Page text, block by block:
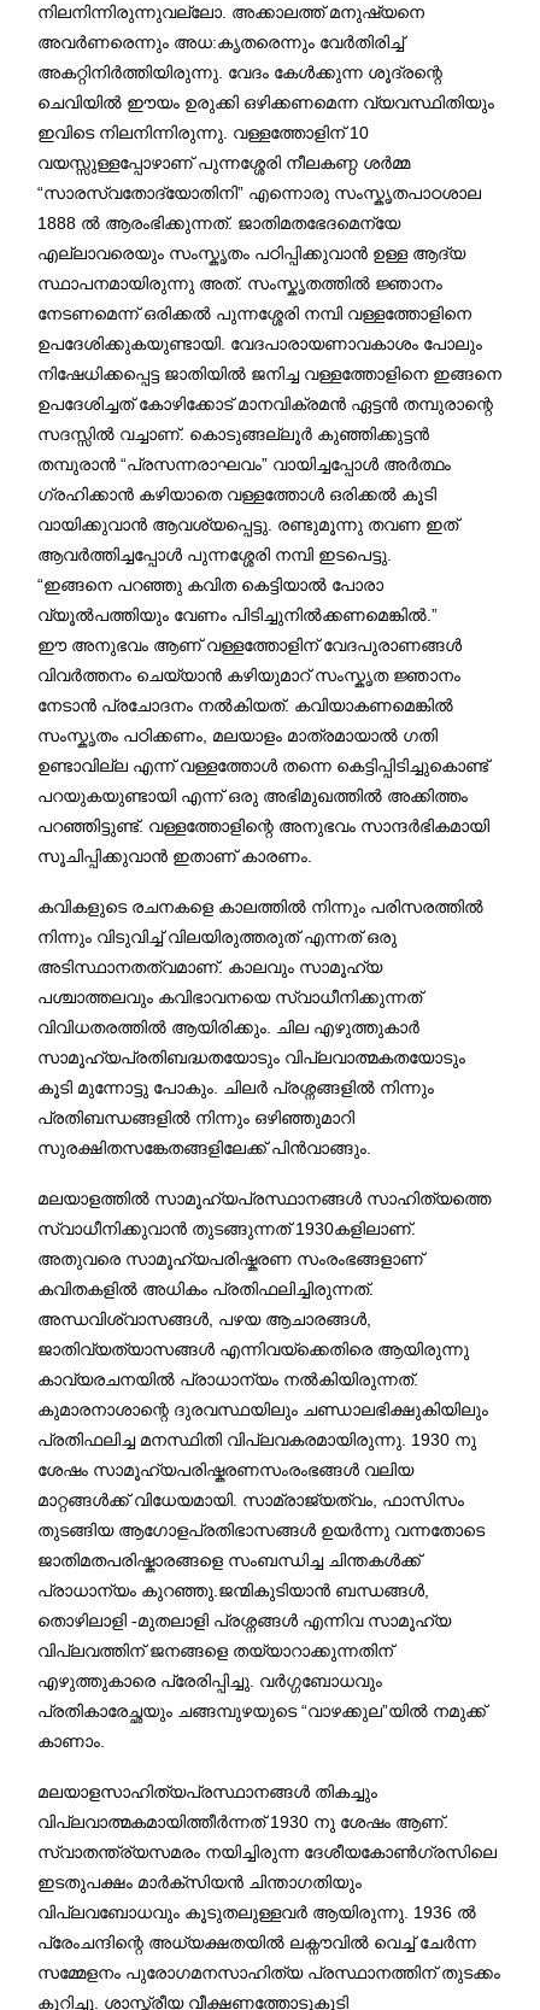
നിലനിന്നിരുന്നുവല്ലോ. അക്കാലത്ത് മനുഷ്യനെ
അവർണരെന്നും അധ:കൃതരെന്നും വേർതിരിച്ച്
അകറ്റിനിർത്തിയിരുന്നു. വേദം കേൾക്കുന്ന ശൂദ്രന്റെ
ചെവിയിൽ ഈയം ഉരുക്കി ഒഴിക്കണമെന്ന വ്യവസ്ഥിതിയും
ഇവിടെ നിലനിന്നിരുന്നു. വള്ളത്തോളിന് 10
വയസ്സുള്ളപ്പോഴാണ് പുന്നശ്ശേരി നീലകണ്ഠ ശർമ്മ
“സാരസ്വതോദ്യോതിനി” എന്നൊരു സംസ്കൃതപാഠശാല
1888 ൽ ആരംഭിക്കുന്നത്. ജാതിമതഭേദമെന്യേ
എല്ലാവരെയും സംസ്കൃതം പഠിപ്പിക്കുവാൻ ഉള്ള ആദ്യ
സ്ഥാപനമായിരുന്നു അത്. സംസ്കൃതത്തിൽ ജ്ഞാനം
നേടണമെന്ന് ഒരിക്കൽ പുന്നശ്ശേരി നമ്പി വള്ളത്തോളിനെ
ഉപദേശിക്കുകയുണ്ടായി. വേദപാരായണാവകാശം പോലും
നിഷേധിക്കപ്പെട്ട ജാതിയിൽ ജനിച്ച വള്ളത്തോളിനെ ഇങ്ങനെ
ഉപദേശിച്ചത് കോഴിക്കോട് മാനവിക്രമൻ ഏട്ടൻ തമ്പുരാന്റെ
സദസ്സിൽ വച്ചാണ്. കൊടുങ്ങല്ലൂർ കുഞ്ഞിക്കുട്ടൻ
തമ്പുരാൻ “പ്രസന്നരാഘവം” വായിച്ചപ്പോൾ അർത്ഥം
ഗ്രഹിക്കാൻ കഴിയാതെ വള്ളത്തോൾ ഒരിക്കൽ കൂടി
വായിക്കുവാൻ ആവശ്യപ്പെട്ടു. രണ്ടുമൂന്നു തവണ ഇത്
ആവർത്തിച്ചപ്പോൾ പുന്നശ്ശേരി നമ്പി ഇടപെട്ടു.
“ഇങ്ങനെ പറഞ്ഞു കവിത കെട്ടിയാൽ പോരാ
വ്യൂൽപത്തിയും വേണം പിടിച്ചുനിൽക്കണമെങ്കിൽ.”
ഈ അനുഭവം ആണ് വള്ളത്തോളിന് വേദപുരാണങ്ങൾ
വിവർത്തനം ചെയ്യാൻ കഴിയുമാറ് സംസ്കൃത ജ്ഞാനം
നേടാൻ പ്രചോദനം നൽകിയത്. കവിയാകണമെങ്കിൽ
സംസ്കൃതം പഠിക്കണം, മലയാളം മാത്രമായാൽ ഗതി
ഉണ്ടാവില്ല എന്ന് വള്ളത്തോൾ തന്നെ കെട്ടിപ്പിടിച്ചുകൊണ്ട്
പറയുകയുണ്ടായി എന്ന് ഒരു അഭിമുഖത്തിൽ അക്കിത്തം
പറഞ്ഞിട്ടുണ്ട്. വള്ളത്തോളിന്റെ അനുഭവം സാന്ദർഭികമായി
സൂചിപ്പിക്കുവാൻ ഇതാണ് കാരണം.
കവികളുടെ രചനകളെ കാലത്തിൽ നിന്നും പരിസരത്തിൽ
നിന്നും വിടുവിച്ച്‌ വിലയിരുത്തരുത് എന്നത് ഒരു
അടിസ്ഥാനതത്വമാണ്. കാലവും സാമൂഹ്യ
പശ്ചാത്തലവും കവിഭാവനയെ സ്വാധീനിക്കുന്നത്
വിവിധതരത്തിൽ ആയിരിക്കും. ചില എഴുത്തുകാർ
സാമൂഹ്യപ്രതിബദ്ധതയോടും വിപ്ലവാത്മകതയോടും
കൂടി മുന്നോട്ടു പോകും. ചിലർ പ്രശ്നങ്ങളിൽ നിന്നും
പ്രതിബന്ധങ്ങളിൽ നിന്നും ഒഴിഞ്ഞുമാറി
സുരക്ഷിതസങ്കേതങ്ങളിലേക്ക് പിൻവാങ്ങും.
മലയാളത്തിൽ സാമൂഹ്യപ്രസ്ഥാനങ്ങൾ സാഹിത്യത്തെ
സ്വാധീനിക്കുവാൻ തുടങ്ങുന്നത് 1930കളിലാണ്.
അതുവരെ സാമൂഹ്യപരിഷ്കരണ സംരംഭങ്ങളാണ്
കവിതകളിൽ അധികം പ്രതിഫലിച്ചിരുന്നത്.
അന്ധവിശ്വാസങ്ങൾ, പഴയ ആചാരങ്ങൾ,
ജാതിവ്യത്യാസങ്ങൾ എന്നിവയ്ക്കെതിരെ ആയിരുന്നു
കാവ്യരചനയിൽ പ്രാധാന്യം നൽകിയിരുന്നത്.
കുമാരനാശാന്റെ ദുരവസ്ഥയിലും ചണ്ഡാലഭിക്ഷുകിയിലും
പ്രതിഫലിച്ച മനസ്ഥിതി വിപ്ലവകരമായിരുന്നു. 1930 നു
ശേഷം സാമൂഹ്യപരിഷ്കരണസംരംഭങ്ങൾ വലിയ
മാറ്റങ്ങൾക്ക് വിധേയമായി. സാമ്രാജ്യത്വം, ഫാസിസം
തുടങ്ങിയ ആഗോളപ്രതിഭാസങ്ങൾ ഉയർന്നു വന്നതോടെ
ജാതിമതപരിഷ്കാരങ്ങളെ സംബന്ധിച്ച ചിന്തകൾക്ക്
പ്രാധാന്യം കുറഞ്ഞു.ജന്മികുടിയാൻ ബന്ധങ്ങൾ,
തൊഴിലാളി -മുതലാളി പ്രശ്നങ്ങൾ എന്നിവ സാമൂഹ്യ
വിപ്ലവത്തിന് ജനങ്ങളെ തയ്യാറാക്കുന്നതിന്
എഴുത്തുകാരെ പ്രേരിപ്പിച്ചു. വർഗ്ഗബോധവും
പ്രതികാരേച്ഛയും ചങ്ങമ്പുഴയുടെ “വാഴക്കുല”യിൽ നമുക്ക്
കാണാം.
മലയാളസാഹിത്യപ്രസ്ഥാനങ്ങൾ തികച്ചും
വിപ്ലവാത്മകമായിത്തീർന്നത് 1930 നു ശേഷം ആണ്.
സ്വാതന്ത്ര്യസമരം നയിച്ചിരുന്ന ദേശീയകോൺഗ്രസിലെ
ഇടതുപക്ഷം മാർക്സിയൻ ചിന്താഗതിയും
വിപ്ലവബോധവും കൂടുതലുള്ളവർ ആയിരുന്നു. 1936 ൽ
പ്രേംചന്ദിന്റെ അധ്യക്ഷതയിൽ ലക്നൗവിൽ വെച്ച് ചേർന്ന
സമ്മേളനം പുരോഗമനസാഹിത്യ പ്രസ്ഥാനത്തിന് തുടക്കം
കുറിച്ചു. ശാസ്ത്രീയ വീക്ഷണത്തോടുകൂടി